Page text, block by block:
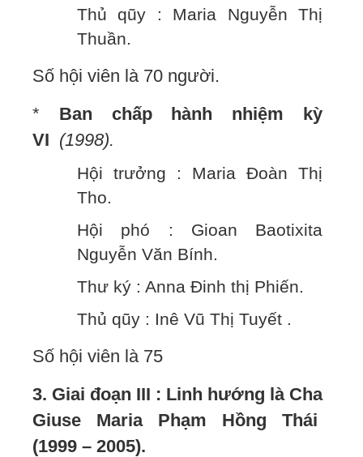
Thủ qũy : Maria Nguyễn Thị
Thuần.
Số hội viên là 70 người.
* Ban chấp hành nhiệm kỳ
VI (1998).
Hội trưởng : Maria Đoàn Thị
Tho.
Hội phó : Gioan Baotixita
Nguyễn Văn Bính.
Thư ký : Anna Đinh thị Phiến.
Thủ qũy : Inê Vũ Thị Tuyết .
Số hội viên là 75
3. Giai đoạn III : Linh hướng là Cha
Giuse Maria Phạm Hồng Thái
(1999 – 2005).